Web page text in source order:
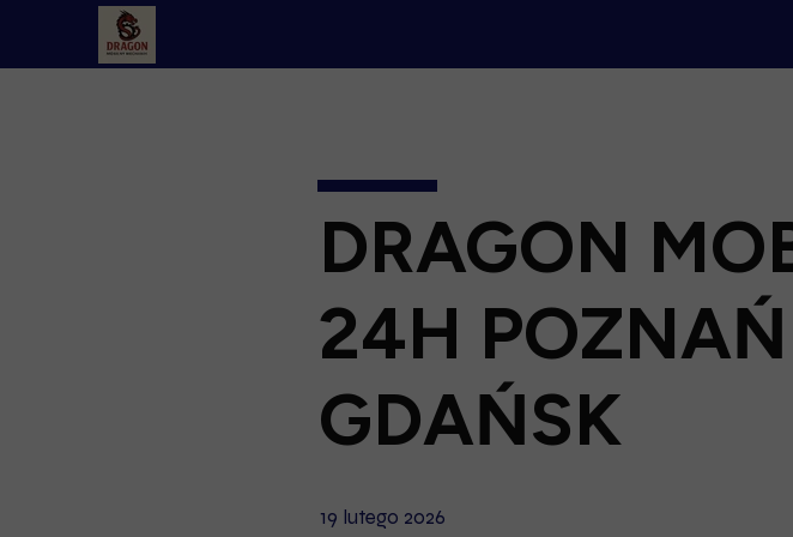
DRAGON
24H
GDAŃSK
19 lutego 2026